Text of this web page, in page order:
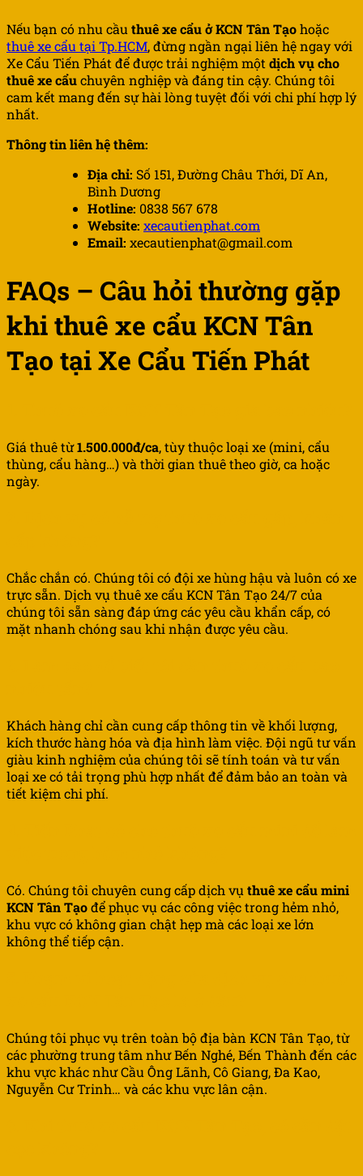
Nếu bạn có nhu cầu thuê xe cẩu ởKCN TânTạohoặc
thuê xe cẩu tại Tp.HCM, đừng ngần ngại liên hệ ngay với
Xe Cẩu Tiến Phát để được trải nghiệm một dịch vụ cho
thuê xe cẩuchuyên nghiệp và đáng tin cậy. Chúng tôi
cam kết mang đến sự hài lòng tuyệt đối với chi phí hợp lý
nhất.
Thông tin liên hệ thêm:
Địa chỉ: Số 151, Đường Châu Thới, Dĩ An,
Bình Dương
Hotline: 0838 567 678
Website: xecautienphat.com
Email: xecautienphat@gmail.com
FAQs – Câu hỏi thường gặp
khi thuê xe cẩu KCN Tân
Tạo tại Xe Cẩu Tiến Phát
Giá thuê từ1.500.000đ/ca, tùy thuộc loại xe (mini, cẩu
thùng, cẩu hàng…) và thời gian thuê theo giờ, ca hoặc
ngày.
Chắc chắn có. Chúng tôi có đội xe hùng hậu và luôn có xe
trực sẵn. Dịch vụ thuê xe cẩu KCN Tân Tạo 24/7 của
chúng tôi sẵn sàng đáp ứng các yêu cầu khẩn cấp, có
mặt nhanh chóng sau khi nhận được yêu cầu.
Khách hàng chỉ cần cung cấp thông tin về khối lượng,
kích thước hàng hóa và địa hình làm việc. Đội ngũ tư vấn
giàu kinh nghiệm của chúng tôi sẽ tính toán và tư vấn
loại xe có tải trọng phù hợp nhất để đảm bảo an toàn và
tiết kiệm chi phí.
Có. Chúng tôi chuyên cung cấp dịch vụ thuê xe cẩu mini
KCN TânTạođể phục vụ các công việc trong hẻm nhỏ,
khu vực có không gian chật hẹp mà các loại xe lớn
không thể tiếp cận.
Chúng tôi phục vụ trên toàn bộ địa bàn KCN Tân Tạo, từ
các phường trung tâm như Bến Nghé, Bến Thành đến các
khu vực khác như Cầu Ông Lãnh, Cô Giang, Đa Kao,
Nguyễn Cư Trinh… và các khu vực lân cận.